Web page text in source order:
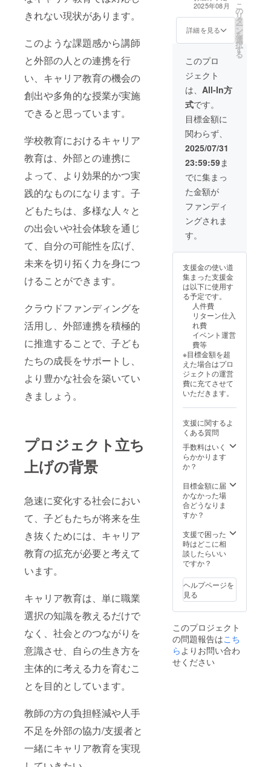
きれない現状があります。
このような課題感から講師
と外部の人との連携を行
い、キャリア教育の機会の
創出や多角的な授業が実施
できると思っています。
学校教育におけるキャリア
教育は、外部との連携に
よって、より効果的かつ実
践的なものになります。子
どもたちは、多様な人々と
の出会いや社会体験を通じ
て、自分の可能性を広げ、
未来を切り拓く力を身につ
けることができます。
クラウドファンディングを
活用し、外部連携を積極的
に推進することで、子ども
たちの成長をサポートし、
より豊かな社会を築いてい
きましょう。
プロジェクト立ち
上げの背景
急速に変化する社会におい
て、子どもたちが将来を生
き抜くためには、キャリア
教育の拡充が必要と考えて
います。
キャリア教育は、単に職業
選択の知識を教えるだけで
なく、社会とのつながりを
意識させ、自らの生き方を
主体的に考える力を育むこ
とを目的としています。
教師の方の負担軽減や人手
不足を外部の協力/支援者と
一緒にキャリア教育を実現
及により、
誰もが手軽
るように
なった現
代。しか
し、情報過
多や情報の
信頼性、多
様な価値観
の衝突と
いった新た
な課題も生
まれていま
す。このよ
うな状況下
で、子ども
たちが情報
に主体的に
向き合い、
自ら考え、
判断する力
を身につけ
ることは、
これからの
時代を生き
抜く上で不
可欠です。
しかし、従
来の講義形
式のキャリ
ア教育で
は、子ども
的な学びを
引き出すこ
とが難しい
と感じてい
ます。私の
これまでの
生支援で
培ってきた
知見を活か
し、この現
状を変えた
い。子ども
たちが未来
キュラム内に、
ご希望のお名前
（企業・団体名
してメッセージ
を含めて掲載さ
せていただきま
す。 ・備考欄に
お名前やメッ
セージをご記載
ください
2025年08月
詳細を見る
こ
の
リ
タ
ー
ン
を
選
択
す
る
このプロ
ジェクト
は、 All-In方
式です。
目標金額に
関わらず、
2025/07/31
23:59:59ま
でに集まっ
た金額が
ファンディ
ングされま
す。
支援金の使い道
集まった支援金
は以下に使用す
る予定です。
人件費
リターン仕入
れ費
イベント運営
費等
※目標金額を超
えた場合はプロ
ジェクトの運営
費に充てさせて
いただきます。
支援に関するよ
くある質問
手数料はいく
らかかります
か？
目標金額に届
かなかった場
合どうなりま
すか？
支援で困った
時はどこに相
談したらいい
ですか？
ヘルプページを
見る
このプロジェクト
の問題報告はこち
ら よりお問い合わ
せください